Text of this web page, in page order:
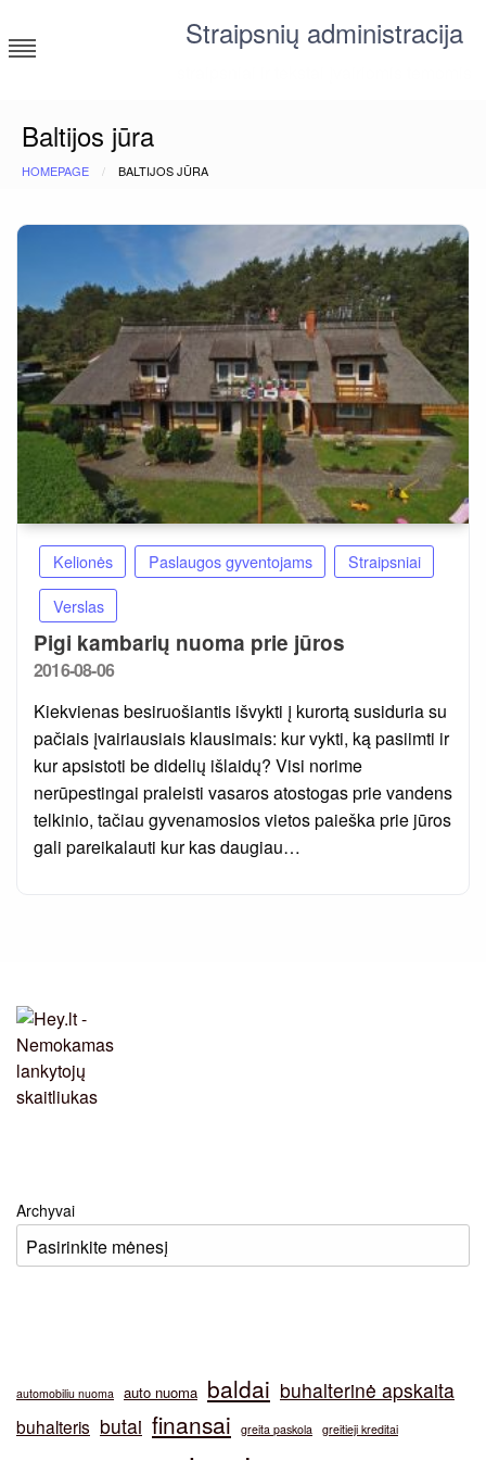
to
content
Straipsnių administracija
Baltijos jūra
HOMEPAGE BALTIJOS JŪRA
Kelionės Paslaugos gyventojams
Straipsniai
Verslas
Pigi kambarių nuoma prie jūros
Posted
2016-08-06
Kiekvienas besiruošiantis išvykti į kurortą susiduria su
pačiais įvairiausiais klausimais: kur vykti, ką pasiimti ir
kur apsistoti be didelių išlaidų? Visi norime
nerūpestingai praleisti vasaros atostogas prie vandens
telkinio, tačiau gyvenamosios vietos paieška prie jūros
gali pareikalauti kur kas daugiau…
Archyvai
automobiliu nuoma auto nuoma baldai buhalterinė apskaita
buhalteris butai finansai greita paskola greitieji kreditai